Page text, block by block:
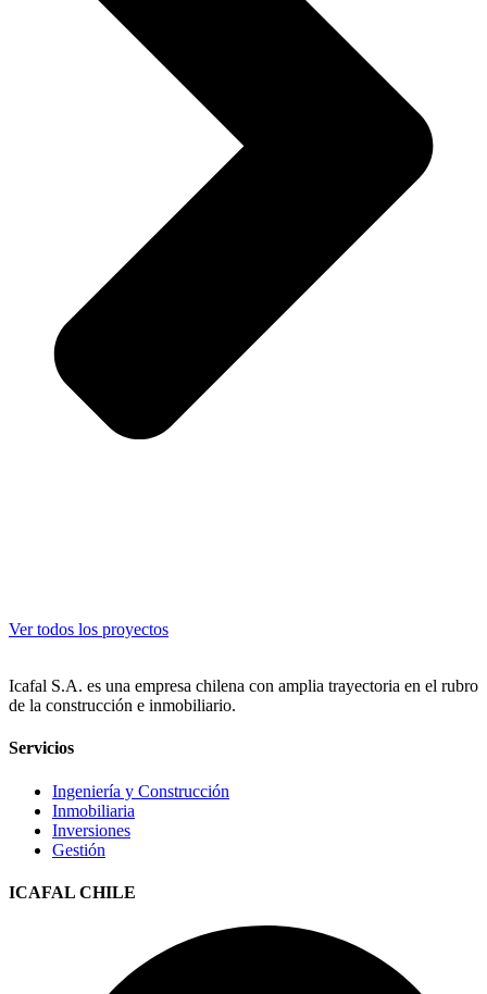
Ver todos los proyectos
Icafal S.A. es una empresa chilena con amplia trayectoria en el rubro
de la construcción e inmobiliario.
Servicios
Ingeniería y Construcción
Inmobiliaria
Inversiones
Gestión
ICAFAL CHILE